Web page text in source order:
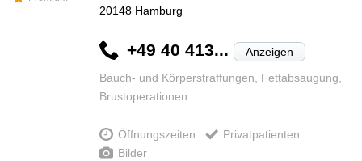
20148 Hamburg
+49 40 413... Anzeigen
Bauch- und Körperstraffungen, Fettabsaugung,
Brustoperationen
Öffnungszeiten
Privatpatienten
Bilder